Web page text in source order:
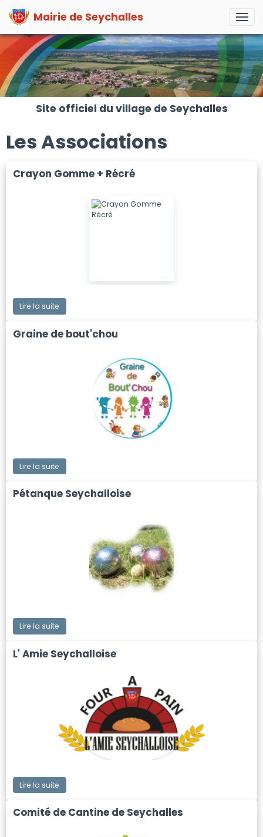
Mairie de Seychalles
Site officiel du village de Seychalles
Les Associations
Crayon Gomme + Récré
Lire la suite
Graine de bout'chou
Lire la suite
Pétanque Seychalloise
Lire la suite
L' Amie Seychalloise
Lire la suite
Comité de Cantine de Seychalles